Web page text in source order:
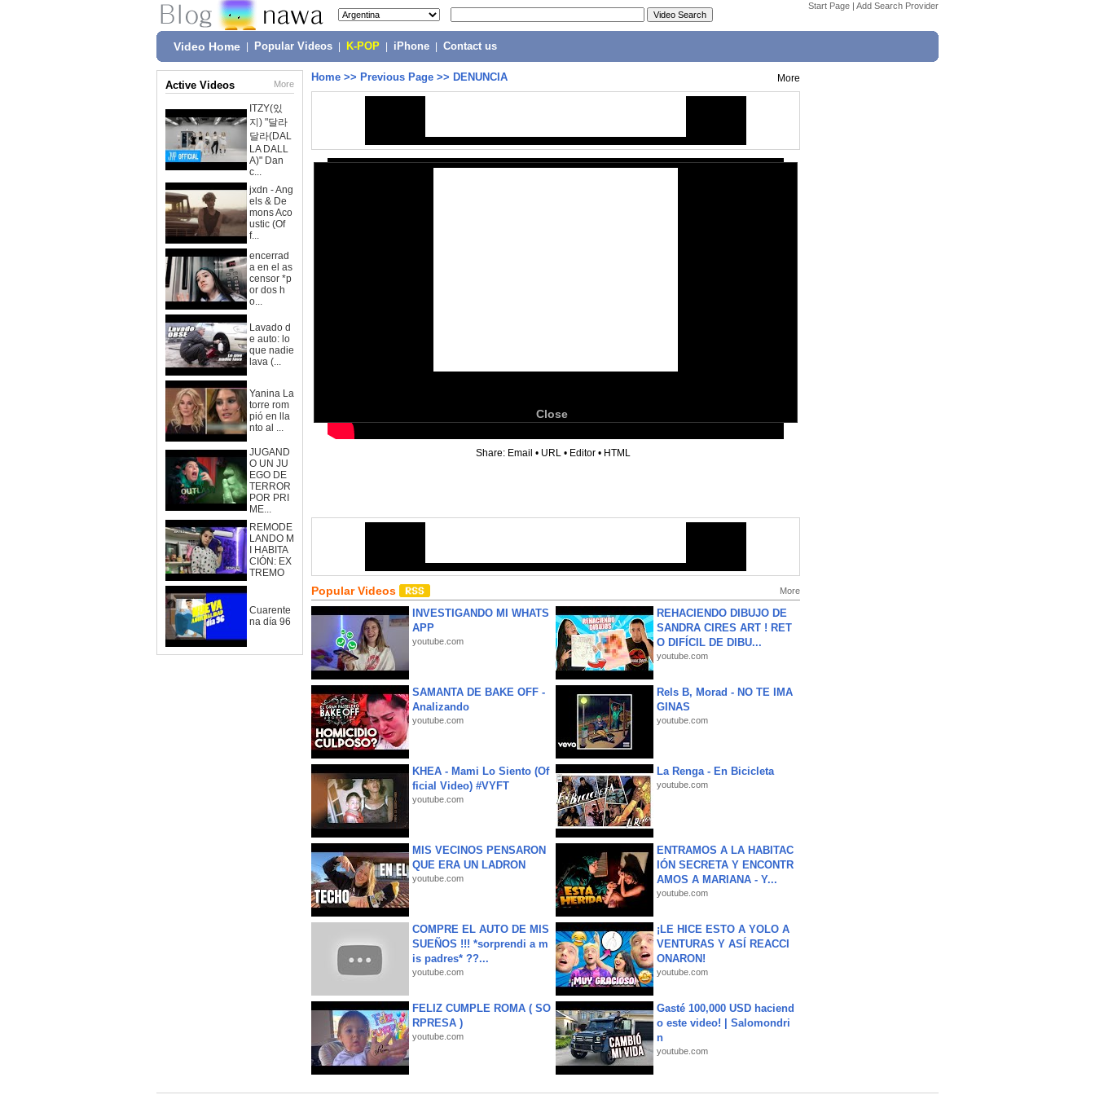
Start Page | Add Search Provider
Video Home Popular Videos K-POP iPhone Contact us
Active Videos More
ITZY(있
지) "달라
달라(DAL
LA DALL
A)" Dan
c...
jxdn - Ang
els & De
mons Aco
ustic (Of
f...
encerrad
a en el as
censor *p
or dos h
o...
Lavado d
e auto: lo
que nadie
lava (...
Yanina La
torre rom
pió en lla
nto al ...
JUGAND
O UN JU
EGO DE
TERROR
POR PRI
ME...
REMODE
LANDO M
I HABITA
CIÓN: EX
TREMO
Cuarente
na día 96
Home >> Previous Page >> DENUNCIA More
Close
Share: Email • URL • Editor • HTML
Popular Videos More
INVESTIGANDO MI WHATS
APP
youtube.com
REHACIENDO DIBUJO DE
SANDRA CIRES ART ! RET
O DIFÍCIL DE DIBU...
youtube.com
SAMANTA DE BAKE OFF -
Analizando
youtube.com
Rels B, Morad - NO TE IMA
GINAS
youtube.com
KHEA - Mami Lo Siento (Of
ficial Video) #VYFT
youtube.com
La Renga - En Bicicleta
youtube.com
MIS VECINOS PENSARON
QUE ERA UN LADRON
youtube.com
ENTRAMOS A LA HABITAC
IÓN SECRETA Y ENCONTR
AMOS A MARIANA - Y...
youtube.com
COMPRE EL AUTO DE MIS
SUEÑOS !!! *sorprendi a m
is padres* ??...
youtube.com
¡LE HICE ESTO A YOLO A
VENTURAS Y ASÍ REACCI
ONARON!
youtube.com
FELIZ CUMPLE ROMA ( SO
RPRESA )
youtube.com
Gasté 100,000 USD haciend
o este video! | Salomondri
n
youtube.com